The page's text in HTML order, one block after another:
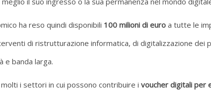
ha reso quindi disponibili 100 milioni di euro a tutte le
di ristrutturazione informatica, di digitalizzazione dei
e banda larga.
i settori in cui possono contribuire i voucher digitali per